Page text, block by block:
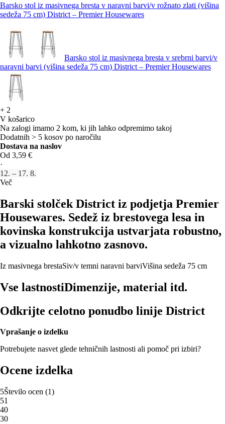
Barsko stol iz masivnega bresta v naravni barvi/v rožnato zlati (višina
sedeža 75 cm) District – Premier Housewares
Barsko stol iz masivnega bresta v srebrni barvi/v
naravni barvi (višina sedeža 75 cm) District – Premier Housewares
+ 2
V košarico
Na zalogi imamo 2 kom, ki jih lahko odpremimo takoj
Dodatnih > 5 kosov po naročilu
Dostava na naslov
Od 3,59 €
·
12. – 17. 8.
Več
Barski stolček District iz podjetja Premier
Housewares. Sedež iz brestovega lesa in
kovinska konstrukcija ustvarjata robustno,
a vizualno lahkotno zasnovo.
Iz masivnega brestaSiv/v temni naravni barviVišina sedeža 75 cm
Vse lastnostiDimenzije, material itd.
Odkrijte celotno ponudbo linije District
Vprašanje o izdelku
Potrebujete nasvet glede tehničnih lastnosti ali pomoč pri izbiri?
Ocene izdelka
5Število ocen (1)
51
40
30